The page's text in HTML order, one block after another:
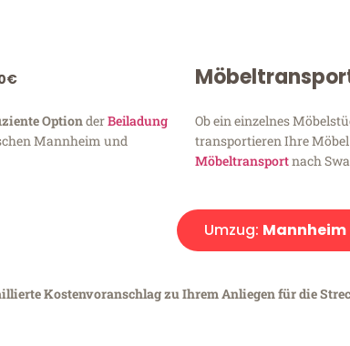
OptionderBeiladung
Mannheim und
Ob ein einzelnes
transportieren Ihre
Möbeltransportnach
Umzug:
Kostenvoranschlag zu Ihrem Anliegen für die